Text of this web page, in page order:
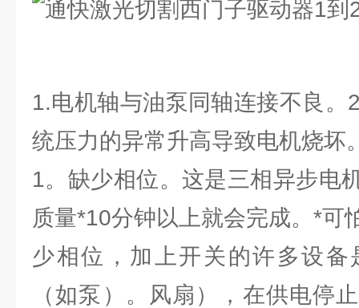
1.电机轴与油泵同轴连接不良。
统压力的异常升高导致电机烧坏
1。缺少相位。这是三相异步电
质量*10分钟以上就会完成。*可
少相位，加上开关的许多设
（如泵）。风扇），在供电停